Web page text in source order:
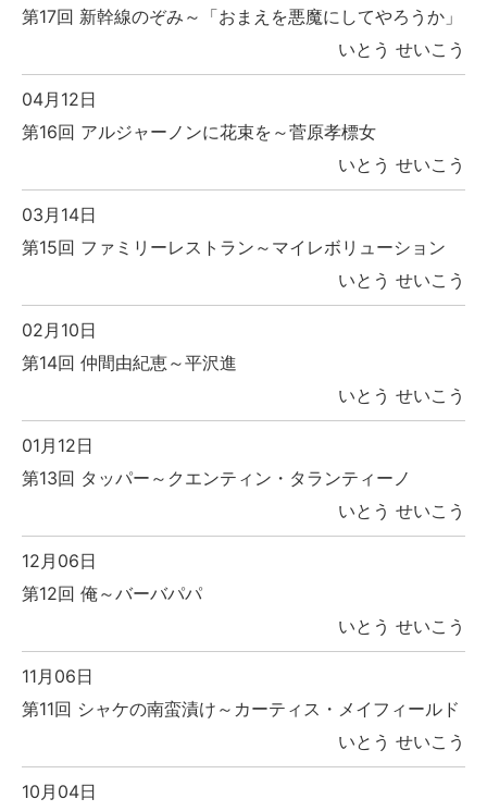
第17回 新幹線のぞみ～「おまえを悪魔にしてやろうか」
いとう せいこう
04月12日
第16回 アルジャーノンに花束を～菅原孝標女
いとう せいこう
03月14日
第15回 ファミリーレストラン～マイレボリューション
いとう せいこう
02月10日
第14回 仲間由紀恵～平沢進
いとう せいこう
01月12日
第13回 タッパー～クエンティン・タランティーノ
いとう せいこう
12月06日
第12回 俺～バーバパパ
いとう せいこう
11月06日
第11回 シャケの南蛮漬け～カーティス・メイフィールド
いとう せいこう
10月04日